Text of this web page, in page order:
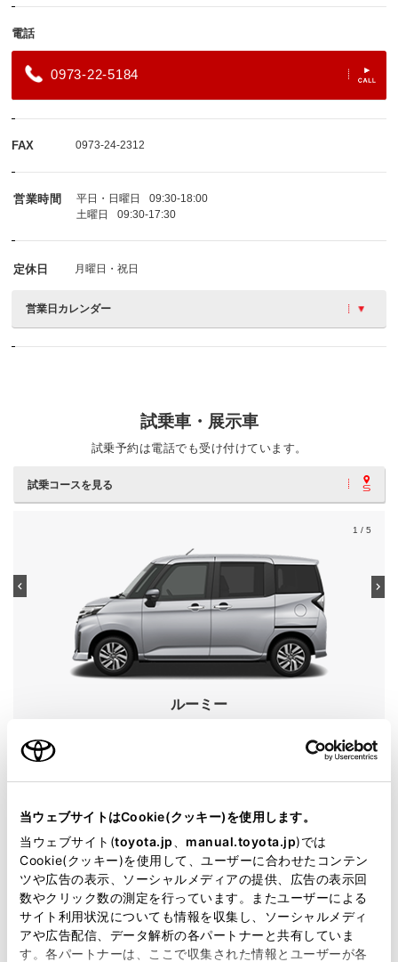
当ウェブサイトはCookie(クッキー)を使用します。
当ウェブサイト(toyota.jp manual.toyota.jp)では
Cookie(クッキー)を使用して、ユーザーに合わせたコンテン
ツや広告の表示、ソーシャルメディアの提供、広告の表示回
数やクリック数の測定を行っています。またユーザーによる
サイト利用状況についても情報を収集し、ソーシャルメディ
アや広告配信、データ解析の各パートナーと共有していま
す。各パートナーは、ここで収集された情報とユーザーが各
電話
0973-22-5184
FAX 0973-24-2312
営業時間 平日・日曜日
09:30-18:00
土曜日
09:30-17:30
定休日 月曜日・祝日
営業日カレンダー
試乗車・展示車
試乗予約は電話でも受け付けています。
試乗コースを見る
1 / 5
ルーミー
グレード
エンジンタイプ ガソリン
駆動方式
試乗予約